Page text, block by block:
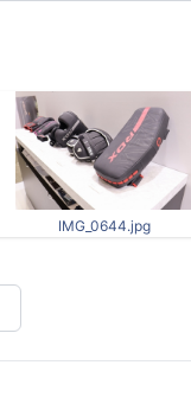
IMG_0644.jpg